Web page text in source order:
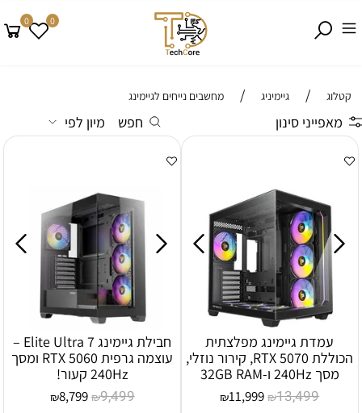
0 0
קטלוג / גיימיניג / מחשבים נייחים לגיימינג
מאפייני סינון חפש מיון לפי
עמדת גיימינג מפלצתית
הכוללת RTX 5070, קירור נוזלי,
מסך 240Hz ו-32GB RAM
₪13,499
₪11,999
חבילת גיימינג Elite Ultra 7 –
עוצמה גרפית RTX 5060 ומסך
240Hz קעור!
₪9,499
₪8,799